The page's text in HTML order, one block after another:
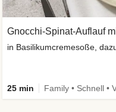
Gnocchi-Spinat-Auflauf
in Basilikumcremesoße,
25 min Family • Schnell •